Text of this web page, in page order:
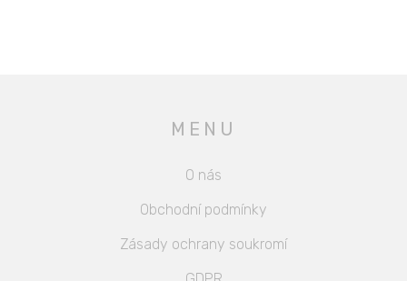
MENU
O nás
Obchodní podmínky
Zásady ochrany soukromí